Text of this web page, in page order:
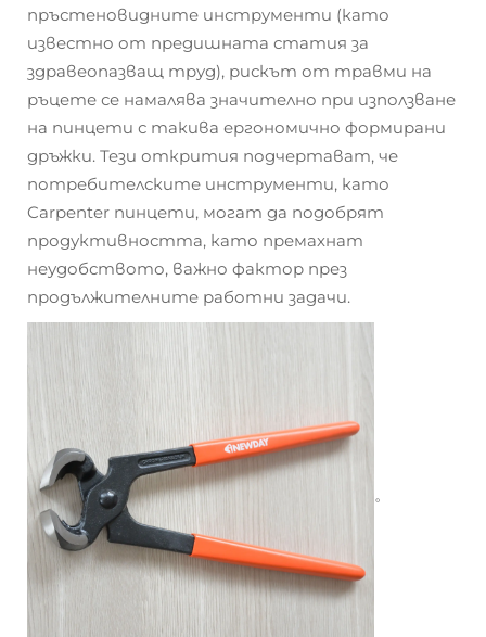
пръстеновидните инструменти (като
известно от предишната статия за
здравеопазващ труд), рискът от травми на
ръцете се намалява значително при използване
на пинцети с такива ергономично формирани
дръжки. Тези открития подчертават, че
потребителските инструменти, като
Carpenter пинцети, могат да подобрят
продуктивността, като премахнат
неудобството, важно фактор през
продължителните работни задачи.
。